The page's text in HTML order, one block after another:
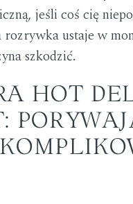
jeśli coś cię
rozrywka ustaje w
szkodzić.
HOT